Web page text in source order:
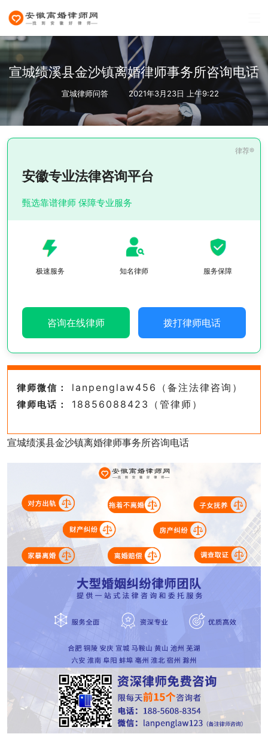
宣城绩溪县金沙镇离婚律师事务所咨询电话
宣城律师问答 2021年3月23日 上午9:22
安徽专业法律咨询平台
甄选靠谱律师 保障专业服务
极速服务 知名律师 服务保障
咨询在线律师 拨打律师电话
律师微信： lanpenglaw456（备注法律咨询）
律师电话： 18856088423（管律师）
宣城绩溪县金沙镇离婚律师事务所咨询电话